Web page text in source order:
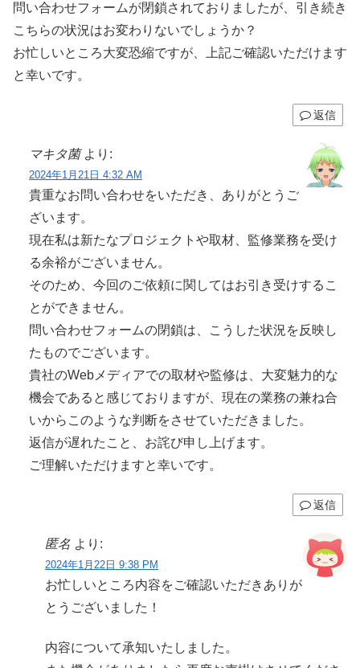
問い合わせフォームが閉鎖されておりましたが、引き続き
こちらの状況はお変わりないでしょうか？
お忙しいところ大変恐縮ですが、上記ご確認いただけます
と幸いです。
返信
マキタ菌 より:
2024年1月21日 4:32 AM
貴重なお問い合わせをいただき、ありがとうご
ざいます。
現在私は新たなプロジェクトや取材、監修業務を受け
る余裕がございません。
そのため、今回のご依頼に関してはお引き受けするこ
とができません。
問い合わせフォームの閉鎖は、こうした状況を反映し
たものでございます。
貴社のWebメディアでの取材や監修は、大変魅力的な
機会であると感じておりますが、現在の業務の兼ね合
いからこのような判断をさせていただきました。
返信が遅れたこと、お詫び申し上げます。
ご理解いただけますと幸いです。
返信
匿名 より:
2024年1月22日 9:38 PM
お忙しいところ内容をご確認いただきありが
とうございました！
内容について承知いたしました。